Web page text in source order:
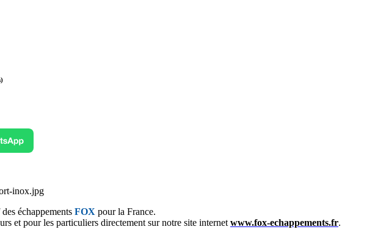
échappements FOX pour la France.
et pour les particuliers directement sur notre site internet www.fox-echappements.fr.